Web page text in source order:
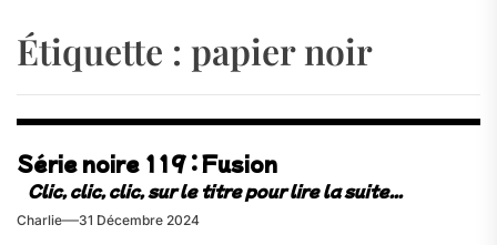
Étiquette : papier noir
Série noire 119 : Fusion
Charlie 31 Décembre 2024